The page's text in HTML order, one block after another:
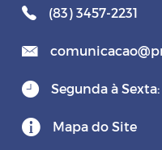
(83) 3457-2231
Segunda à
Mapa do Site